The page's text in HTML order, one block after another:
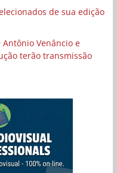
de sua edição
Antônio Venâncio e
terão transmissão